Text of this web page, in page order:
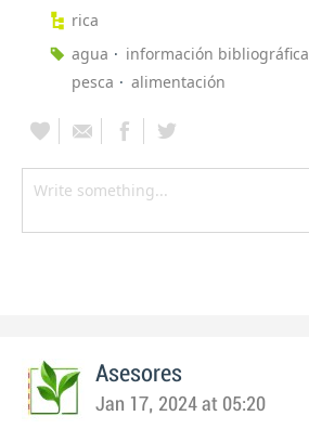
rica
agua
información bibliográfica
pesca
alimentación
Asesores
Jan 17, 2024 at 05:20